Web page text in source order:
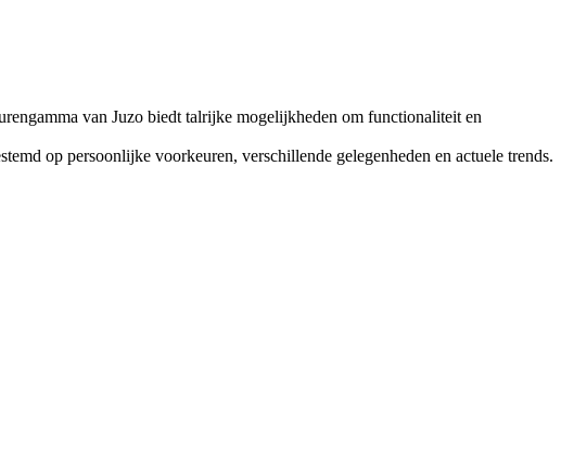
van Juzo biedt talrijke mogelijkheden om functionaliteit en
op persoonlijke voorkeuren, verschillende gelegenheden en actuele trends.